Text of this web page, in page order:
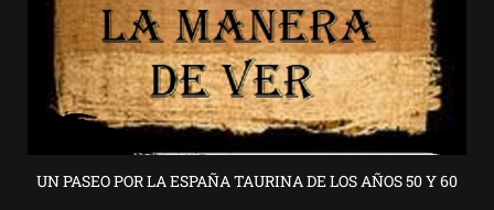
UN PASEO POR LA ESPAÑA TAURINA DE LOS AÑOS 50 Y 60